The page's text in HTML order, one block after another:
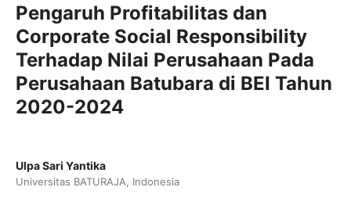
Pengaruh Profitabilitas dan
Corporate Social Responsibility
Terhadap Nilai Perusahaan Pada
Perusahaan Batubara di BEI Tahun
2020-2024
Ulpa Sari Yantika
Universitas BATURAJA, Indonesia